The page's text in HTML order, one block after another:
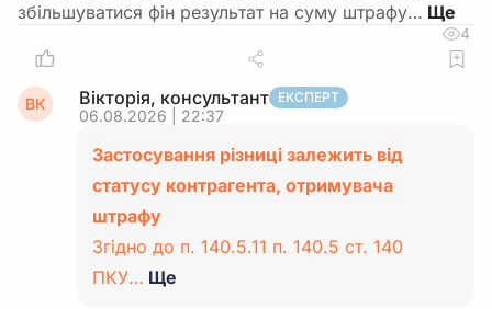
збільшуватися фін результат на суму штрафу…
4
ВК Вікторія, консультант ЕКСПЕРТ
06.08.2026 | 22:37
Застосування різниці залежить від
статусу контрагента, отримувача
штрафу
Згідно до п. 140.5.11 п. 140.5 ст. 140
ПКУ… Ще